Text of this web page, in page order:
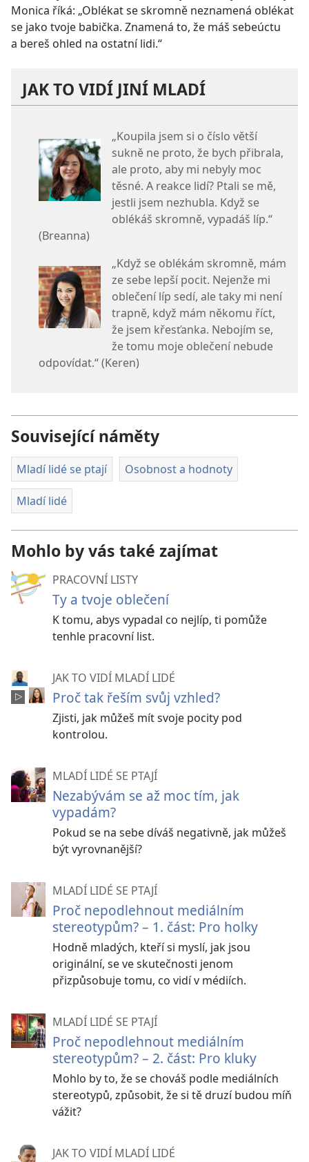
Monica říká: „Oblékat se skromně neznamená oblékat
se jako tvoje babička. Znamená to, že máš sebeúctu
a bereš ohled na ostatní lidi.“
JAK TO VIDÍ JINÍ MLADÍ
„Koupila jsem si o číslo větší
sukně ne proto, že bych přibrala,
ale proto, aby mi nebyly moc
těsné. A reakce lidí? Ptali se mě,
jestli jsem nezhubla. Když se
oblékáš skromně, vypadáš líp.“
(Breanna)
„Když se oblékám skromně, mám
ze sebe lepší pocit. Nejenže mi
oblečení líp sedí, ale taky mi není
trapně, když mám někomu říct,
že jsem křesťanka. Nebojím se,
že tomu moje oblečení nebude
odpovídat.“ (Keren)
Související náměty
Mladí lidé se ptají Osobnost a hodnoty
Mladí lidé
Mohlo by vás také zajímat
PRACOVNÍ LISTY
Ty a tvoje oblečení
K tomu, abys vypadal co nejlíp, ti pomůže
tenhle pracovní list.
JAK TO VIDÍ MLADÍ LIDÉ
Proč tak řeším svůj vzhled?
Zjisti, jak můžeš mít svoje pocity pod
kontrolou.
MLADÍ LIDÉ SE PTAJÍ
Nezabývám se až moc tím, jak
vypadám?
Pokud se na sebe díváš negativně, jak můžeš
být vyrovnanější?
MLADÍ LIDÉ SE PTAJÍ
Proč nepodlehnout mediálním
stereotypům? – 1. část: Pro holky
Hodně mladých, kteří si myslí, jak jsou
originální, se ve skutečnosti jenom
přizpůsobuje tomu, co vidí v médiích.
MLADÍ LIDÉ SE PTAJÍ
Proč nepodlehnout mediálním
stereotypům? – 2. část: Pro kluky
Mohlo by to, že se chováš podle mediálních
stereotypů, způsobit, že si tě druzí budou míň
vážit?
JAK TO VIDÍ MLADÍ LIDÉ